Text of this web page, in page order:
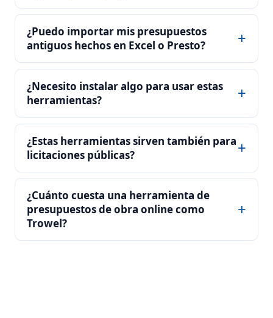
¿Puedo importar mis presupuestos
antiguos hechos en Excel o Presto?
¿Necesito instalar algo para usar estas
herramientas?
¿Estas herramientas sirven también para
licitaciones públicas?
¿Cuánto cuesta una herramienta de
presupuestos de obra online como
Trowel?